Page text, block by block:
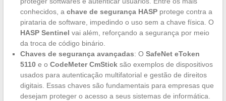
conhecidos, a chave de segurança HASPprotege contra a
pirataria de software, impedindo o uso sem a chave física. O
HASP Sentinel vai além, reforçando a segurança por meio
da troca de código binário.
Chaves de segurança avançadas: O SafeNet eToken
5110e o CodeMeter CmSticksão exemplos de dispositivos
usados para autenticação multifatorial e gestão de direitos
digitais. Essas chaves são fundamentais para empresas que
desejam proteger o acesso a seus sistemas de informática.